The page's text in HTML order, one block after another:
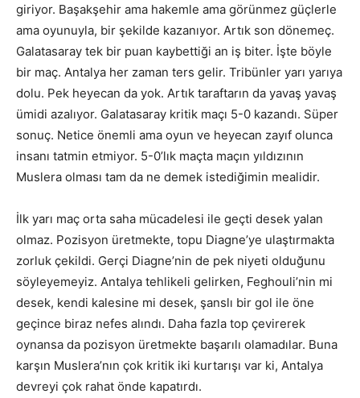
giriyor. Başakşehir ama hakemle ama görünmez güçlerle
ama oyunuyla, bir şekilde kazanıyor. Artık son dönemeç.
Galatasaray tek bir puan kaybettiği an iş biter. İşte böyle
bir maç. Antalya her zaman ters gelir. Tribünler yarı yarıya
dolu. Pek heyecan da yok. Artık taraftarın da yavaş yavaş
ümidi azalıyor. Galatasaray kritik maçı 5-0 kazandı. Süper
sonuç. Netice önemli ama oyun ve heyecan zayıf olunca
insanı tatmin etmiyor. 5-0’lık maçta maçın yıldızının
Muslera olması tam da ne demek istediğimin mealidir.
İlk yarı maç orta saha mücadelesi ile geçti desek yalan
olmaz. Pozisyon üretmekte, topu Diagne’ye ulaştırmakta
zorluk çekildi. Gerçi Diagne’nin de pek niyeti olduğunu
söyleyemeyiz. Antalya tehlikeli gelirken, Feghouli’nin mi
desek, kendi kalesine mi desek, şanslı bir gol ile öne
geçince biraz nefes alındı. Daha fazla top çevirerek
oynansa da pozisyon üretmekte başarılı olamadılar. Buna
karşın Muslera’nın çok kritik iki kurtarışı var ki, Antalya
devreyi çok rahat önde kapatırdı.